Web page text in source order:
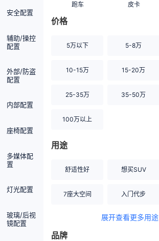
安全配置
辅助/操控
配置
外部/防盗
配置
内部配置
座椅配置
多媒体配
置
灯光配置
玻璃/后视
镜配置
跑车 皮卡
价格
5万以下 5-8万
10-15万 15-20万
25-35万 35-50万
100万以上
用途
舒适性好 想买SUV
7座大空间 入门代步
空间宽敞
展开查看更多用途
品牌